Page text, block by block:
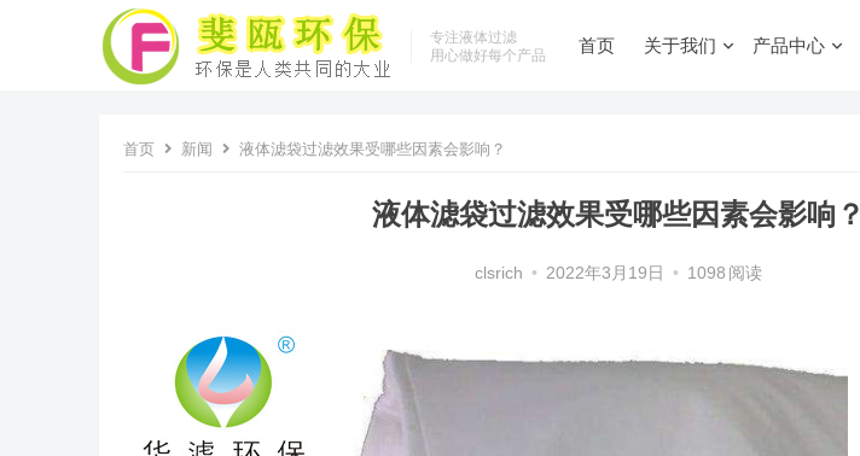
专注液体过滤
用心做好每个产品
首页 关于我们 产品中心
首页 新闻 液体滤袋过滤效果受哪些因素会影响？
液体滤袋过滤效果受哪些因素会影响？
clsrich • 2022年3月19日 • 1098 阅读